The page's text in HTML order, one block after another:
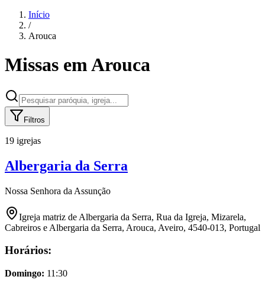
Início
/
Arouca
Missas emArouca
Filtros
19 igrejas
Albergaria da Serra
Nossa Senhora da Assunção
Igreja matriz de Albergaria da Serra, Rua da Igreja, Mizarela,
Cabreiros e Albergaria da Serra, Arouca, Aveiro, 4540-013, Portugal
Horários:
Domingo: 11:30